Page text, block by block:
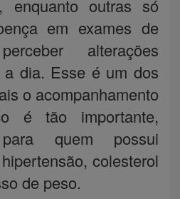
enquanto outras só
em exames de
alterações
dia. Esse é um dos
o acompanhamento
é tão importante,
para quem possui
colesterol
de peso.